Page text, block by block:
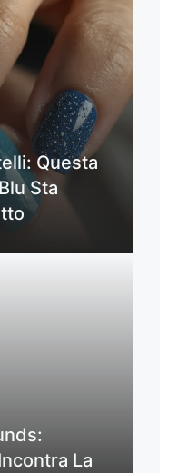
Questa
Sta
La